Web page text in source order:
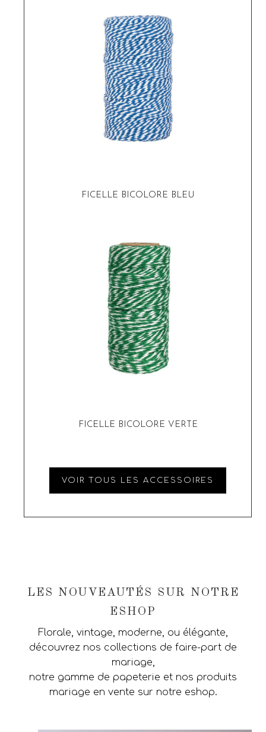
FICELLE BICOLORE BLEU
FICELLE BICOLORE VERTE
VOIR TOUS LES ACCESSOIRES
LES NOUVEAUTÉS SUR NOTRE
ESHOP
Florale, vintage, moderne, ou élégante,
découvrez nos collections de faire-part de
mariage,
notre gamme de papeterie et nos produits
mariage en vente sur notre eshop.